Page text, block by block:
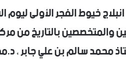
بالتاريخ من
محمد سالم بن علي جابر ،